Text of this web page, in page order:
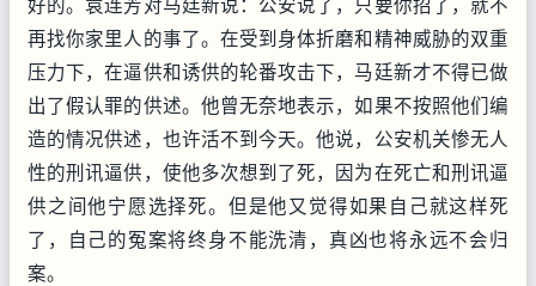
好的。袁连芳对马廷新说：公安说了，只要你招了，就不
再找你家里人的事了。在受到身体折磨和精神威胁的双重
压力下，在逼供和诱供的轮番攻击下，马廷新才不得已做
出了假认罪的供述。他曾无奈地表示，如果不按照他们编
造的情况供述，也许活不到今天。他说，公安机关惨无人
性的刑讯逼供，使他多次想到了死，因为在死亡和刑讯逼
供之间他宁愿选择死。但是他又觉得如果自己就这样死
了，自己的冤案将终身不能洗清，真凶也将永远不会归
案。